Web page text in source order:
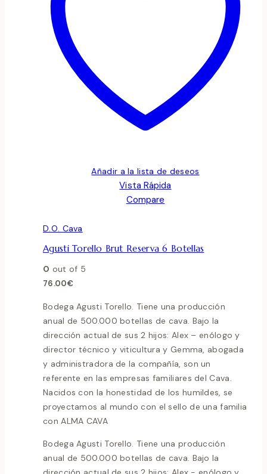
Añadir a la lista de deseos
Vista Rápida
Compare
D.O. Cava
Agusti Torello Brut Reserva 6 Botellas
0 out of 5
76.00€
Bodega Agusti Torello. Tiene una producción
anual de 500.000 botellas de cava. Bajo la
dirección actual de sus 2 hijos: Alex – enólogo y
director técnico y viticultura y Gemma, abogada
y administradora de la compañía, son un
referente en las empresas familiares del Cava.
Nacidos con la honestidad de los humildes, se
proyectamos al mundo con el sello de una familia
con ALMA CAVA
Bodega Agusti Torello. Tiene una producción
anual de 500.000 botellas de cava. Bajo la